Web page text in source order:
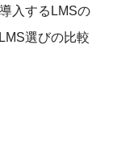
入するLMSの
選びの比較